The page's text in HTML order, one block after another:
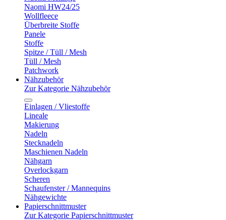
Naomi HW24/25
Wollfleece
Überbreite Stoffe
Panele
Stoffe
Spitze / Tüll / Mesh
Tüll / Mesh
Patchwork
Nähzubehör
Zur Kategorie Nähzubehör
Einlagen / Vliestoffe
Lineale
Makierung
Nadeln
Stecknadeln
Maschienen Nadeln
Nähgarn
Overlockgarn
Scheren
Schaufenster / Mannequins
Nähgewichte
Papierschnittmuster
Zur Kategorie Papierschnittmuster